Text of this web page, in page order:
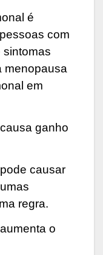
é
com
sintomas
menopausa
em
ganho
causar
regra.
o